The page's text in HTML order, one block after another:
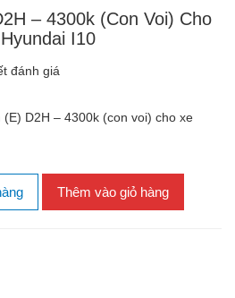
– 4300k (con Voi) Cho
I10
đánh giá
(E) D2H – 4300k (con voi) cho xe
Thêm vào giỏ hàng